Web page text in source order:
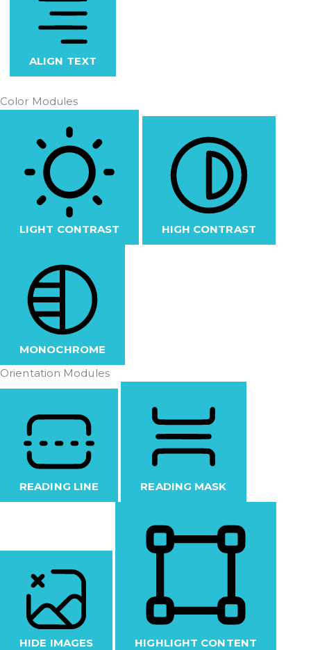
ALIGN TEXT
Color Modules
LIGHT CONTRAST HIGH CONTRAST
MONOCHROME
Orientation Modules
READING LINE READING MASK
HIDE IMAGES HIGHLIGHT CONTENT